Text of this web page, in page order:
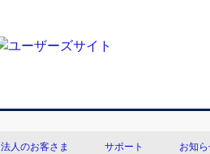
法人のお客さま サポート お知